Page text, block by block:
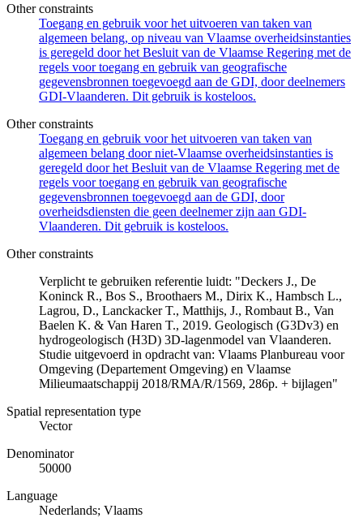
Other constraints
Toegang en gebruik voor het uitvoeren van taken van
algemeen belang, op niveau van Vlaamse overheidsinstanties
is geregeld door het Besluit van de Vlaamse Regering met de
regels voor toegang en gebruik van geografische
gegevensbronnen toegevoegd aan de GDI, door deelnemers
GDI-Vlaanderen. Dit gebruik is kosteloos.
Other constraints
Toegang en gebruik voor het uitvoeren van taken van
algemeen belang door niet-Vlaamse overheidsinstanties is
geregeld door het Besluit van de Vlaamse Regering met de
regels voor toegang en gebruik van geografische
gegevensbronnen toegevoegd aan de GDI, door
overheidsdiensten die geen deelnemer zijn aan GDI-
Vlaanderen. Dit gebruik is kosteloos.
Other constraints
Verplicht te gebruiken referentie luidt: "Deckers J., De
Koninck R., Bos S., Broothaers M., Dirix K., Hambsch L.,
Lagrou, D., Lanckacker T., Matthijs, J., Rombaut B., Van
Baelen K. & Van Haren T., 2019. Geologisch (G3Dv3) en
hydrogeologisch (H3D) 3D-lagenmodel van Vlaanderen.
Studie uitgevoerd in opdracht van: Vlaams Planbureau voor
Omgeving (Departement Omgeving) en Vlaamse
Milieumaatschappij 2018/RMA/R/1569, 286p. + bijlagen"
Spatial representation type
Vector
Denominator
50000
Language
Nederlands; Vlaams